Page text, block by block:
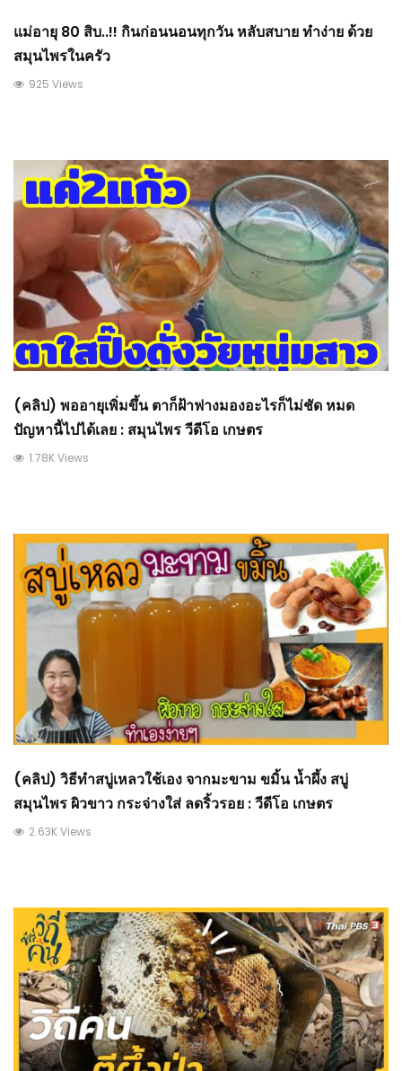
แม่อายุ 80 สิบ..!! กินก่อนนอนทุกวัน หลับสบาย ทำง่าย ด้วย
สมุนไพรในครัว
925 Views
(คลิป) พออายุเพิ่มขึ้น ตาก็ฝ้าฟางมองอะไรก็ไม่ชัด หมด
ปัญหานี้ไปได้เลย : สมุนไพร วีดีโอ เกษตร
1.78K Views
(คลิป) วิธีทำสบู่เหลวใช้เอง จากมะขาม ขมิ้น น้ำผึ้ง สบู่
สมุนไพร ผิวขาว กระจ่างใส่ ลดริ้วรอย : วีดีโอ เกษตร
2.63K Views